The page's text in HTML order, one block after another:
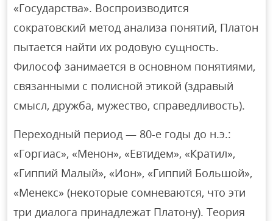
«Государства». Воспроизводится
сократовский метод анализа понятий, Платон
пытается найти их родовую сущность.
Философ занимается в основном понятиями,
связанными с полисной этикой (здравый
смысл, дружба, мужество, справедливость).
Переходный период — 80-е годы до н.э.:
«Горгиас», «Менон», «Евтидем», «Кратил»,
«Гиппий Малый», «Ион», «Гиппий Большой»,
«Менекс» (некоторые сомневаются, что эти
три диалога принадлежат Платону). Теория